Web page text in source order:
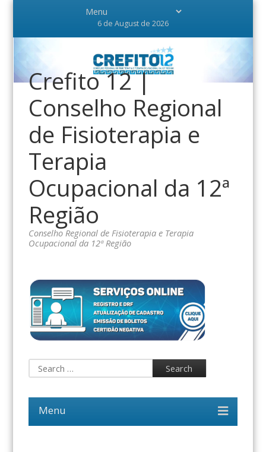
6 de August de 2026
Crefito 12 |
Conselho Regional
de Fisioterapia e
Terapia
Ocupacional da 12ª
Região
Conselho Regional de Fisioterapia e Terapia
Ocupacional da 12ª Região